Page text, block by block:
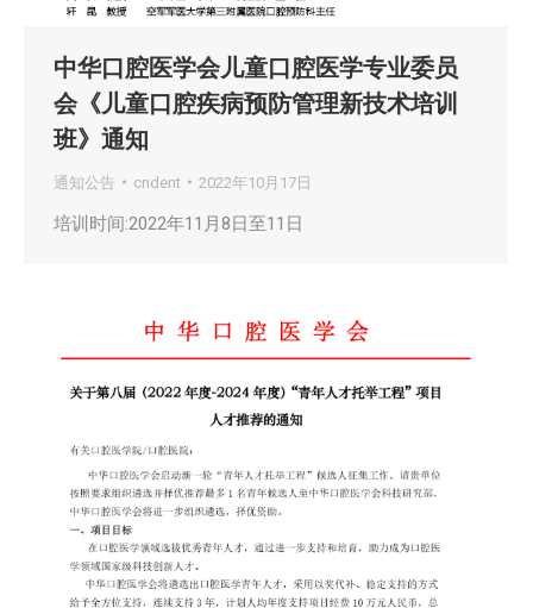
中华口腔医学会儿童口腔医学专业委员
会《儿童口腔疾病预防管理新技术培训
班》通知
通知公告 cndent 2022年10月17日
培训时间:2022年11月8日至11日